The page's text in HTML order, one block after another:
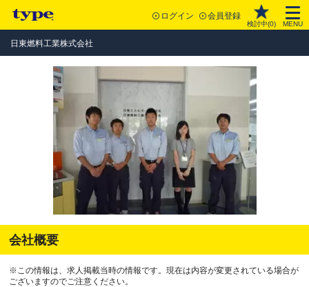
ログイン 会員登録
検討中(0) MENU
日東燃料工業株式会社
会社概要
※この情報は、求人掲載当時の情報です。現在は内容が変更されている場合が
ございますのでご注意ください。